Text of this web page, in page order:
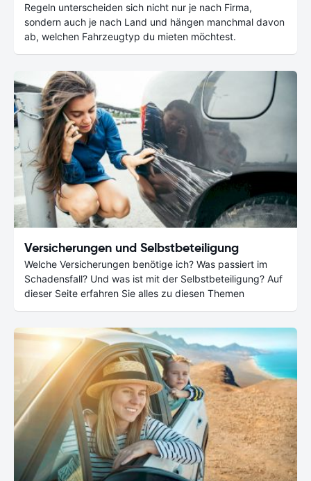
Regeln unterscheiden sich nicht nur je nach Firma,
sondern auch je nach Land und hängen manchmal davon
ab, welchen Fahrzeugtyp du mieten möchtest.
Versicherungen und Selbstbeteiligung
Welche Versicherungen benötige ich? Was passiert im
Schadensfall? Und was ist mit der Selbstbeteiligung? Auf
dieser Seite erfahren Sie alles zu diesen Themen